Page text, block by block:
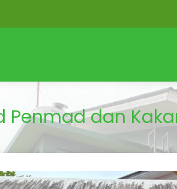
Penmad dan